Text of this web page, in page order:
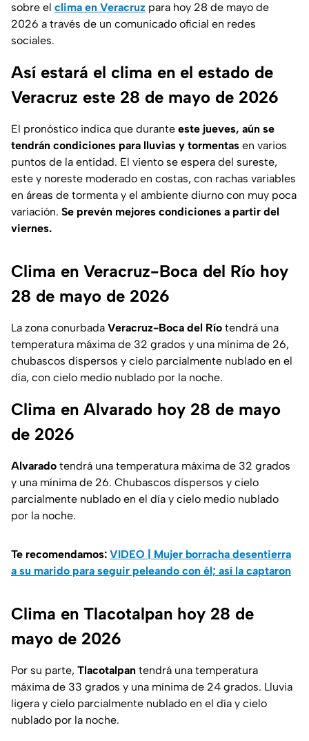
sobre el clima en Veracruz para hoy 28 de mayo de
2026 a través de un comunicado oficial en redes
sociales.
Así estará el clima en el estado de
Veracruz este 28 de mayo de 2026
El pronóstico indica que durante este jueves, aún se
tendrán condiciones para lluvias y tormentas en varios
puntos de la entidad. El viento se espera del sureste,
este y noreste moderado en costas, con rachas variables
en áreas de tormenta y el ambiente diurno con muy poca
variación. Se prevén mejores condiciones a partir del
viernes.
Clima en Veracruz-Boca del Río hoy
28 de mayo de 2026
La zona conurbada Veracruz-Boca del Río tendrá una
temperatura máxima de 32 grados y una mínima de 26,
chubascos dispersos y cielo parcialmente nublado en el
día, con cielo medio nublado por la noche.
Clima en Alvarado hoy 28 de mayo
de 2026
Alvarado tendrá una temperatura máxima de 32 grados
y una mínima de 26. Chubascos dispersos y cielo
parcialmente nublado en el día y cielo medio nublado
por la noche.
Te recomendamos: VIDEO | Mujer borracha desentierra
a su marido para seguir peleando con él; así la captaron
Clima en Tlacotalpan hoy 28 de
mayo de 2026
Por su parte, Tlacotalpan tendrá una temperatura
máxima de 33 grados y una mínima de 24 grados. Lluvia
ligera y cielo parcialmente nublado en el día y cielo
nublado por la noche.